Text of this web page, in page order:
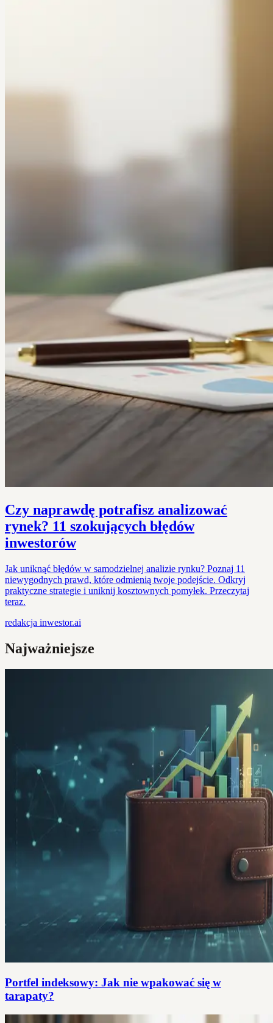
Czy naprawdę potrafisz analizować
rynek? 11 szokujących błędów
inwestorów
Jak uniknąć błędów w samodzielnej analizie rynku? Poznaj 11
niewygodnych prawd, które odmienią twoje podejście. Odkryj
praktyczne strategie i uniknij kosztownych pomyłek. Przeczytaj
teraz.
redakcja inwestor.ai
Najważniejsze
Portfel indeksowy: Jak nie wpakować się w
tarapaty?